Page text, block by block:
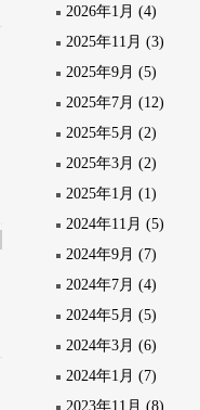
2026年1月 (4)
2025年11月 (3)
2025年9月 (5)
2025年7月 (12)
2025年5月 (2)
2025年3月 (2)
2025年1月 (1)
2024年11月 (5)
2024年9月 (7)
2024年7月 (4)
2024年5月 (5)
2024年3月 (6)
2024年1月 (7)
2023年11月 (8)